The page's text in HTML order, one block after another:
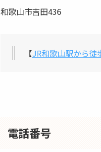
和歌山市吉田436
【JR和歌山駅から徒
電話番号